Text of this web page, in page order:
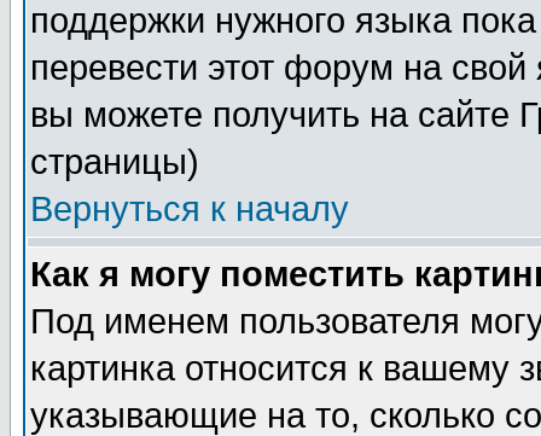
поддержки нужного языка
перевести этот форум на
вы можете получить на сайте
страницы)
Вернуться к началу
Как я могу поместить
Под именем пользователя
картинка относится к вашему
указывающие на то, сколько